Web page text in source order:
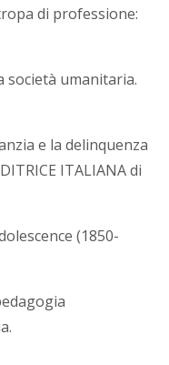
di professione:
società umanitaria.
e la delinquenza
ITALIANA di
(1850-